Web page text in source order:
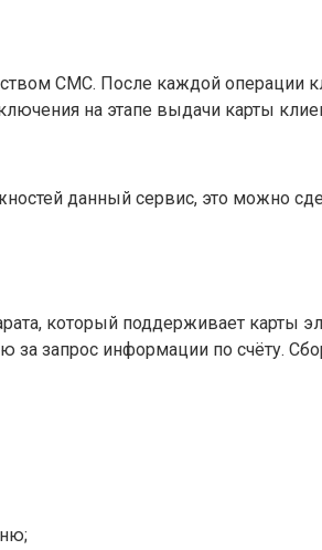
СМС. После каждой операции
на этапе выдачи карты
данный сервис, это можно
который поддерживает карты
за запрос информации по счёту.